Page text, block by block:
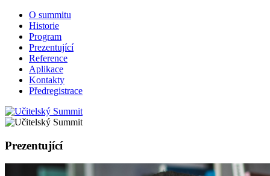
O summitu
Historie
Program
Prezentující
Reference
Aplikace
Kontakty
Předregistrace
Prezentující